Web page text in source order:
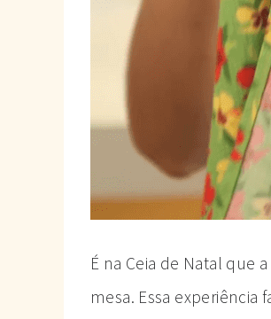
É na Ceia de Natal que
mesa. Essa experiência